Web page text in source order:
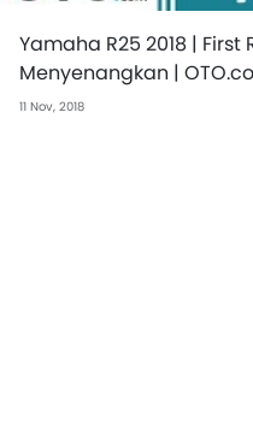
Yamaha R25 2018 | First
Menyenangkan |
11 Nov, 2018